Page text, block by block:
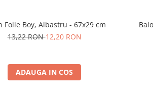
Folie Boy, Albastru - 67x29 cm
13,22 RON12,20 RON
ADAUGA IN COS